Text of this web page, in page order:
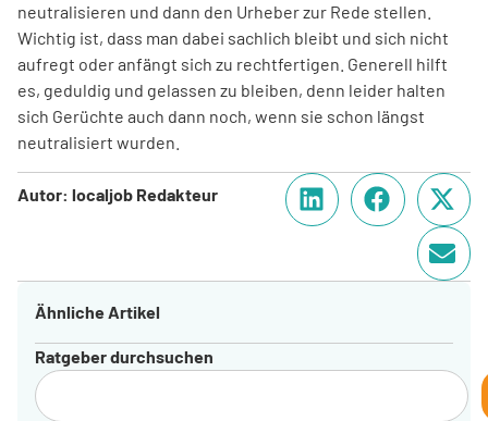
neutralisieren und dann den Urheber zur Rede stellen.
Wichtig ist, dass man dabei sachlich bleibt und sich nicht
aufregt oder anfängt sich zu rechtfertigen. Generell hilft
es, geduldig und gelassen zu bleiben, denn leider halten
sich Gerüchte auch dann noch, wenn sie schon längst
neutralisiert wurden.
Autor: localjob Redakteur
Ähnliche Artikel
Ratgeber durchsuchen